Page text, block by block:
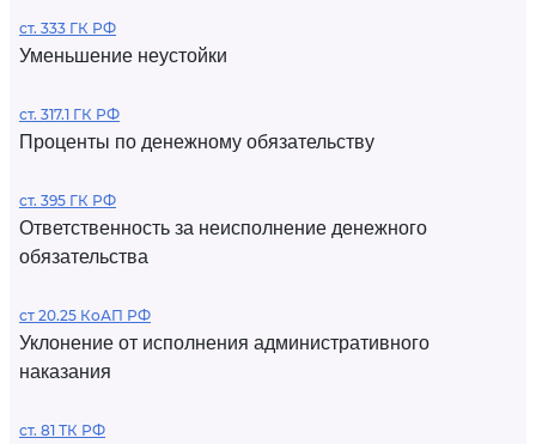
ст. 333 ГК РФ
Уменьшение неустойки
ст. 317.1 ГК РФ
Проценты по денежному обязательству
ст. 395 ГК РФ
Ответственность за неисполнение денежного
обязательства
ст 20.25 КоАП РФ
Уклонение от исполнения административного
наказания
ст. 81 ТК РФ